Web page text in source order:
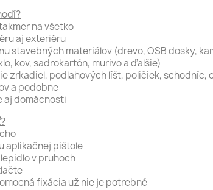
na všetko
aj exteriéru
stavebných materiálov (drevo, OSB dosky,
kov, sadrokartón, murivo a ďalšie)
zrkadiel, podlahových líšt, poličiek, schodníc,
a podobne
aj domácnosti
aplikačnej pištole
v pruhoch
fixácia už nie je potrebné